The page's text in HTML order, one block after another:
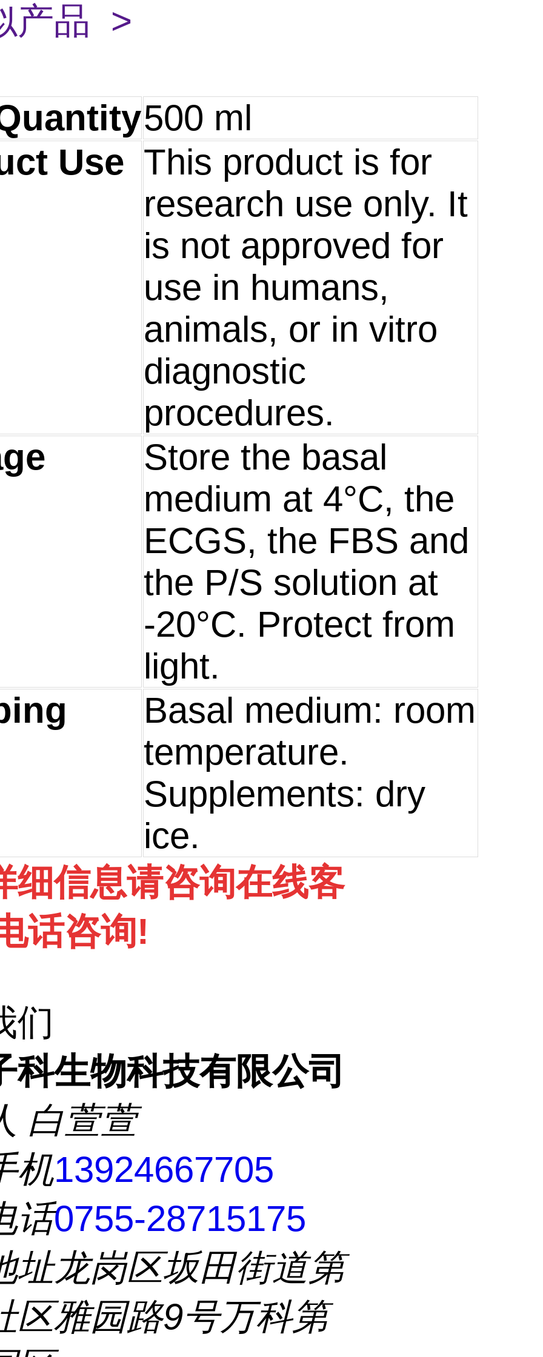
产品 >
500 ml
Use This product is for
research use only. It
is not approved for
use in humans,
animals, or in vitro
diagnostic
procedures.
Store the basal
medium at 4°C, the
ECGS, the FBS and
the P/S solution at
-20°C. Protect from
light.
Basal medium: room
temperature.
Supplements: dry
ice.
细信息请咨询在线客
话咨询!
们
科生物科技有限公司
白萱萱
机13924667705
话0755-28715175
址龙岗区坂田街道第
区雅园路9号万科第